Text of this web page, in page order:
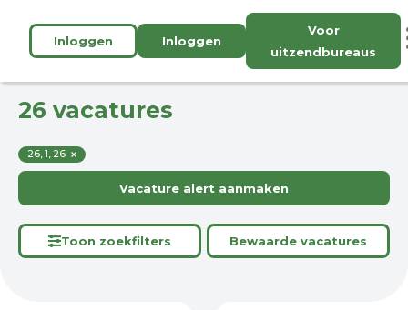
Inloggen Inloggen
Voor
uitzendbureaus
26 vacatures
26, 1, 26
Vacature alert aanmaken
Toon zoekfilters Bewaarde vacatures